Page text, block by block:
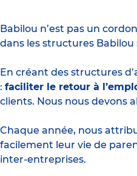
Babilou n’est pas un
dans les structures Babilou
En créant des structures
: faciliter le retour à
clients. Nous nous devons
Chaque année, nous
facilement leur vie de
inter-entreprises.